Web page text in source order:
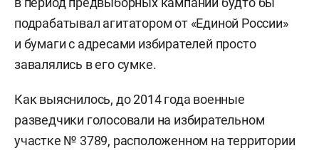
подрабатывал агитатором от «Единой России»
и бумаги с адресами избирателей просто
завалялись в его сумке.
Как выяснилось, до 2014 года военные
разведчики голосовали на избирательном
участке № 3789, расположенном на территории